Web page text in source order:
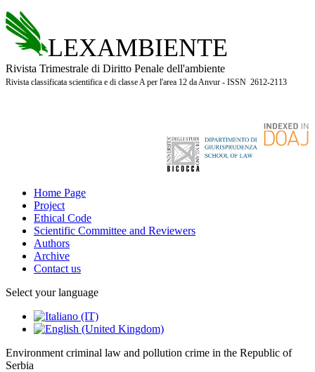
LEXAMBIENTE
Rivista Trimestrale di Diritto Penale dell'ambiente
Rivista classificata scientifica e di classe A per l'area 12 da Anvur - ISSN 2612-2113
Home Page
Project
Ethical Code
Scientific Committee and Reviewers
Authors
Archive
Contact us
Select your language
Environment criminal law and pollution crime in the Republic of
Serbia